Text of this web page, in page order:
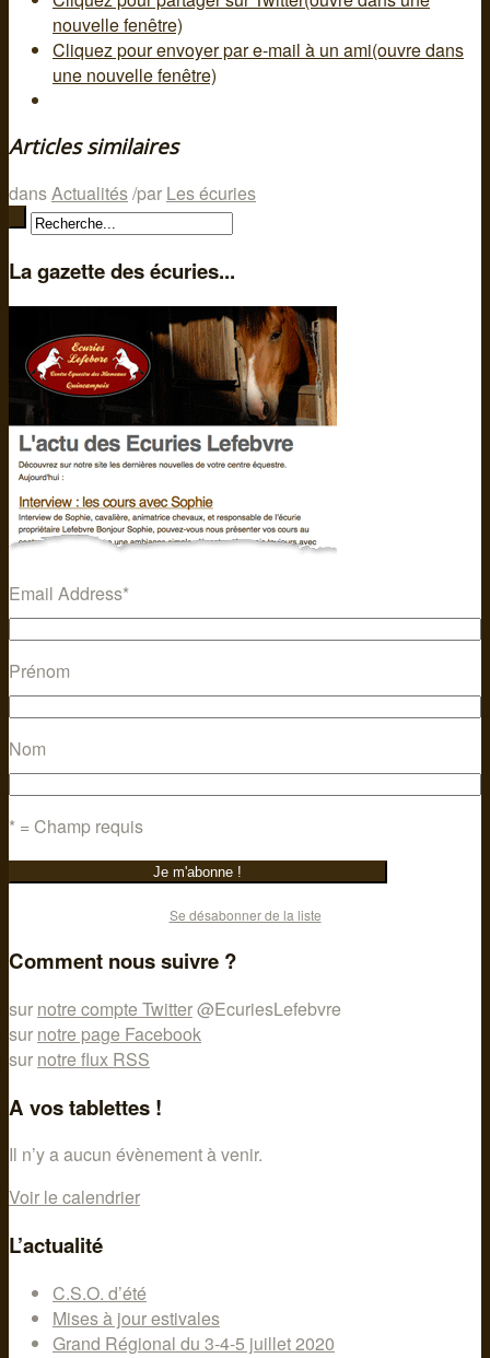
nouvelle fenêtre)
Cliquez pour envoyer par e-mail à un ami(ouvre dans
une nouvelle fenêtre)
Articles similaires
dansActualités/par Les écuries
La gazette des écuries...
Email Address*
Prénom
Nom
* = Champ requis
Se désabonner de la liste
Comment nous suivre ?
sur notre compte Twitter@EcuriesLefebvre
sur notre page Facebook
sur notre flux RSS
A vos tablettes !
Il n’y a aucun évènement à venir.
Voir le calendrier
L’actualité
C.S.O. d’été
Mises à jour estivales
Grand Régional du 3-4-5 juillet 2020